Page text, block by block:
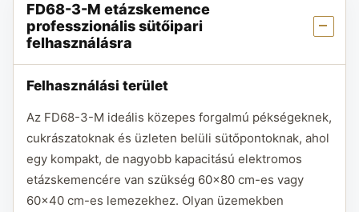
FD68-3-M etázskemence
professzionális sütőipari
felhasználásra
Felhasználási terület
Az FD68-3-M ideális közepes forgalmú pékségeknek,
cukrászatoknak és üzleten belüli sütőpontoknak, ahol
egy kompakt, de nagyobb kapacitású elektromos
etázskemencére van szükség 60x80 cm-es vagy
60x40 cm-es lemezekhez. Olyan üzemekben